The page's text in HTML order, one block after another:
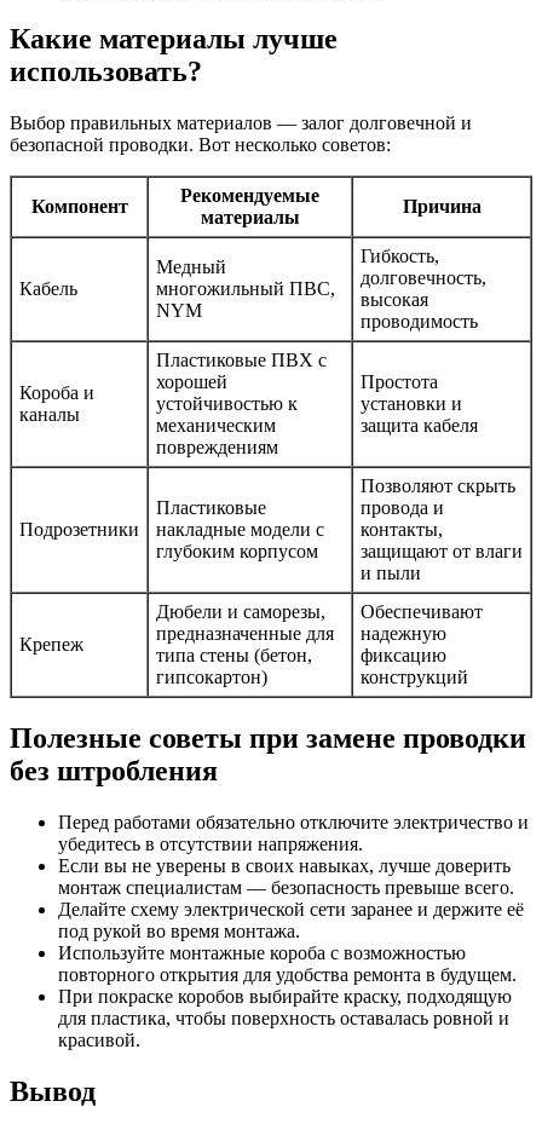
Какие материалы лучше
использовать?
Выбор правильных материалов — залог долговечной и
безопасной проводки. Вот несколько советов:
Компонент
Рекомендуемые
материалы
Причина
Кабель
Медный
многожильный ПВС,
NYM
Гибкость,
долговечность,
высокая
проводимость
Короба и
каналы
Пластиковые ПВХ с
хорошей
устойчивостью к
механическим
повреждениям
Простота
установки и
защита кабеля
Подрозетники
Пластиковые
накладные модели с
глубоким корпусом
Позволяют скрыть
провода и
контакты,
защищают от влаги
и пыли
Крепеж
Дюбели и саморезы,
предназначенные для
типа стены (бетон,
гипсокартон)
Обеспечивают
надежную
фиксацию
конструкций
Полезные советы при замене проводки
без штробления
Перед работами обязательно отключите электричество и
убедитесь в отсутствии напряжения.
Если вы не уверены в своих навыках, лучше доверить
монтаж специалистам — безопасность превыше всего.
Делайте схему электрической сети заранее и держите её
под рукой во время монтажа.
Используйте монтажные короба с возможностью
повторного открытия для удобства ремонта в будущем.
При покраске коробов выбирайте краску, подходящую
для пластика, чтобы поверхность оставалась ровной и
красивой.
Вывод